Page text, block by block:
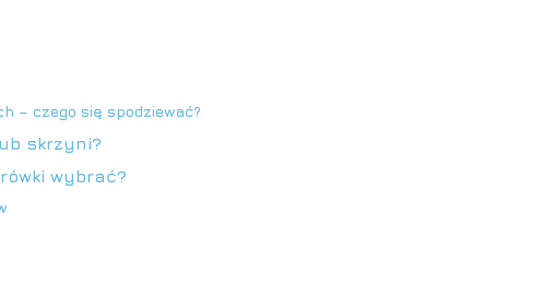
– czego się spodziewać?
skrzyni?
wybrać?